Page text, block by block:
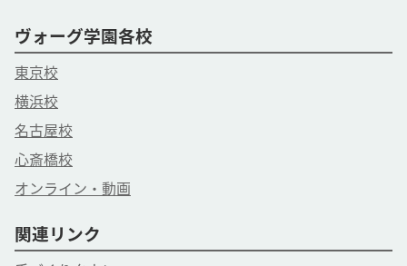
ヴォーグ学園各校
東京校
横浜校
名古屋校
心斎橋校
オンライン・動画
関連リンク